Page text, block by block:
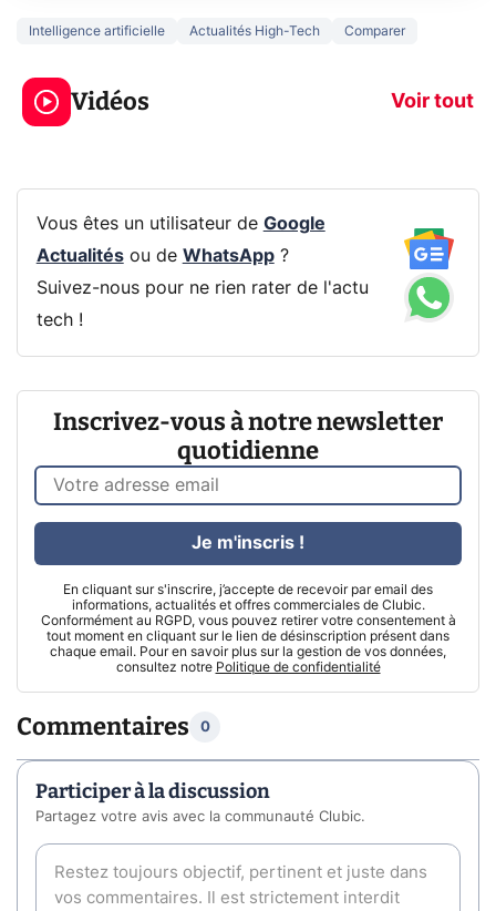
Intelligence artificielle Actualités High-Tech Comparer
Vidéos Voir tout
3 écrans en 1 pour
319€ ? Voici L'AOC
CQ32G4ZA !
5
prochaine
Vous êtes un utilisateur de Google
Actualitésou de WhatsApp?
Suivez-nous pour ne rien rater de l'actu
tech !
Inscrivez-vous à notre newsletter
quotidienne
En cliquant sur s'inscrire, j’accepte de recevoir par email des
informations, actualités et offres commerciales de Clubic.
Conformément au RGPD, vous pouvez retirer votre consentement à
tout moment en cliquant sur le lien de désinscription présent dans
chaque email. Pour en savoir plus sur la gestion de vos données,
consultez notre Politique de confidentialité
Je m'inscris !
Commentaires 0
Participer à la discussion
Partagez votre avis avec la communauté Clubic.